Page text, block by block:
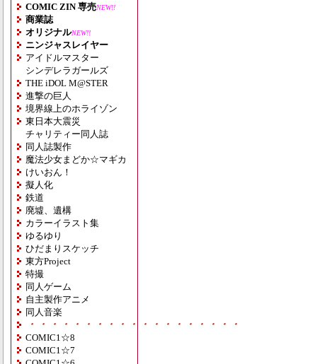
COMIC ZIN 専売NEW!!
商業誌
オリジナルNEW!!
ニンジャスレイヤー
アイドルマスター
シンデレラガールズ
THE iDOL M@STER
進撃の巨人
境界線上のホライゾン
東日本大震災
チャリティー同人誌
同人誌製作
魔法少女まどか☆マギカ
けいおん！
擬人化
鉄道
廃墟、遺構
カラーイラスト集
ゆるゆり
ひだまりスケッチ
東方Project
特撮
同人ゲーム
自主製作アニメ
同人音楽
・・・・・・・・・・・・・・・・・・・
COMIC1☆8
COMIC1☆7